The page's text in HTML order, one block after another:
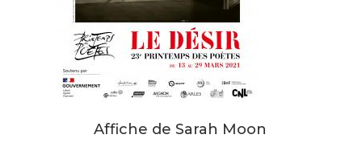
Affiche de Sarah Moon